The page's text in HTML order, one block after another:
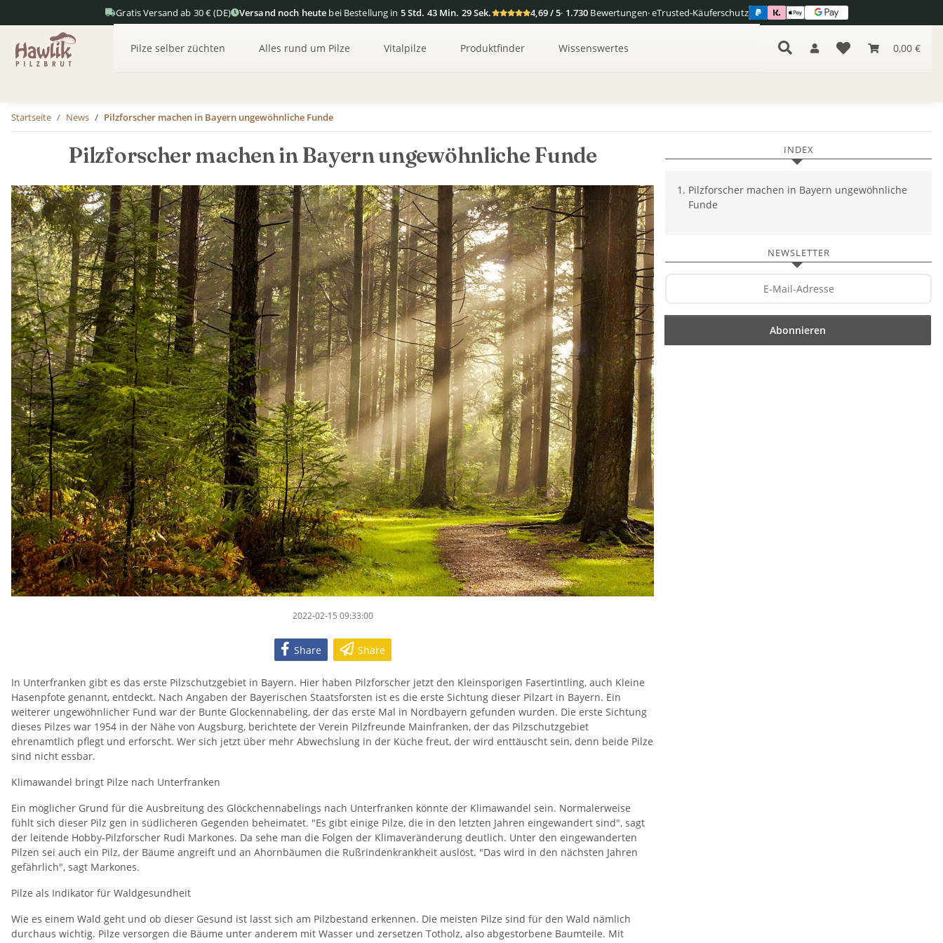
Gratis Versand ab 30 € (DE) Versand noch heute bei Bestellung in 5 Std. 43 Min. 28 Sek. 4,69 / 5· 1.730 Bewertungen· eTrusted-Käuferschutz
0,00 €
Pilze selber züchten Alles rund um Pilze Vitalpilze Produktfinder Wissenswertes
Startseite News Pilzforscher machen in Bayern ungewöhnliche Funde
INDEX
Pilzforscher machen in Bayern ungewöhnliche
Funde
NEWSLETTER
Abonnieren
Pilzforscher machen in Bayern ungewöhnliche Funde
2022-02-15 09:33:00
Share Share
In Unterfranken gibt es das erste Pilzschutzgebiet in Bayern. Hier haben Pilzforscher jetzt den Kleinsporigen Fasertintling, auch Kleine
Hasenpfote genannt, entdeckt. Nach Angaben der Bayerischen Staatsforsten ist es die erste Sichtung dieser Pilzart in Bayern. Ein
weiterer ungewöhnlicher Fund war der Bunte Glockennabeling, der das erste Mal in Nordbayern gefunden wurden. Die erste Sichtung
dieses Pilzes war 1954 in der Nähe von Augsburg, berichtete der Verein Pilzfreunde Mainfranken, der das Pilzschutzgebiet
ehrenamtlich pflegt und erforscht. Wer sich jetzt über mehr Abwechslung in der Küche freut, der wird enttäuscht sein, denn beide Pilze
sind nicht essbar.
Klimawandel bringt Pilze nach Unterfranken
Ein möglicher Grund für die Ausbreitung des Glöckchennabelings nach Unterfranken könnte der Klimawandel sein. Normalerweise
fühlt sich dieser Pilz gen in südlicheren Gegenden beheimatet. "Es gibt einige Pilze, die in den letzten Jahren eingewandert sind", sagt
der leitende Hobby-Pilzforscher Rudi Markones. Da sehe man die Folgen der Klimaveränderung deutlich. Unter den eingewanderten
Pilzen sei auch ein Pilz, der Bäume angreift und an Ahornbäumen die Rußrindenkrankheit auslöst. "Das wird in den nächsten Jahren
gefährlich", sagt Markones.
Pilze als Indikator für Waldgesundheit
Wie es einem Wald geht und ob dieser Gesund ist lasst sich am Pilzbestand erkennen. Die meisten Pilze sind für den Wald nämlich
durchaus wichtig. Pilze versorgen die Bäume unter anderem mit Wasser und zersetzen Totholz, also abgestorbene Baumteile. Mit